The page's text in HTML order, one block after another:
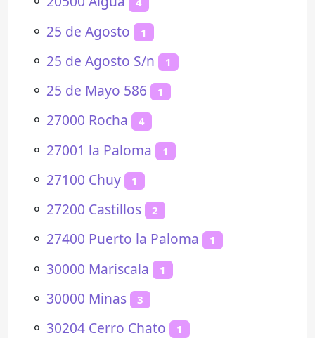
⚬ 25 de Agosto 1
⚬ 25 de Agosto S/n 1
⚬ 25 de Mayo 586 1
⚬ 27000 Rocha 4
⚬ 27001 la Paloma 1
⚬ 27100 Chuy 1
⚬ 27200 Castillos 2
⚬ 27400 Puerto la Paloma 1
⚬ 30000 Mariscala 1
⚬ 30000 Minas 3
⚬ 30204 Cerro Chato 1